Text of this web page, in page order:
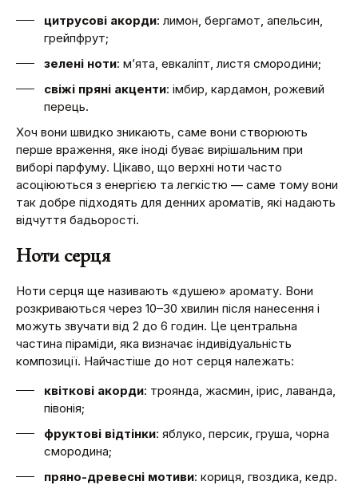
цитрусові акорди: лимон, бергамот, апельсин,
грейпфрут;
зелені ноти: м’ята, евкаліпт, листя смородини;
свіжі пряні акценти: імбир, кардамон, рожевий
перець.
Хоч вони швидко зникають, саме вони створюють
перше враження, яке іноді буває вирішальним при
виборі парфуму. Цікаво, що верхні ноти часто
асоціюються з енергією та легкістю — саме тому вони
так добре підходять для денних ароматів, які надають
відчуття бадьорості.
Ноти серця
Ноти серця ще називають «душею» аромату. Вони
розкриваються через 10–30 хвилин після нанесення і
можуть звучати від 2 до 6 годин. Це центральна
частина піраміди, яка визначає індивідуальність
композиції. Найчастіше до нот серця належать:
квіткові акорди: троянда, жасмин, ірис, лаванда,
півонія;
фруктові відтінки: яблуко, персик, груша, чорна
смородина;
пряно-древесні мотиви: кориця, гвоздика, кедр.